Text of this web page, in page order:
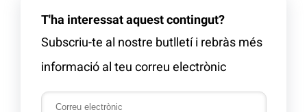
T'ha interessat aquest contingut?
Subscriu-te al nostre butlletí i rebràs més
informació al teu correu electrònic